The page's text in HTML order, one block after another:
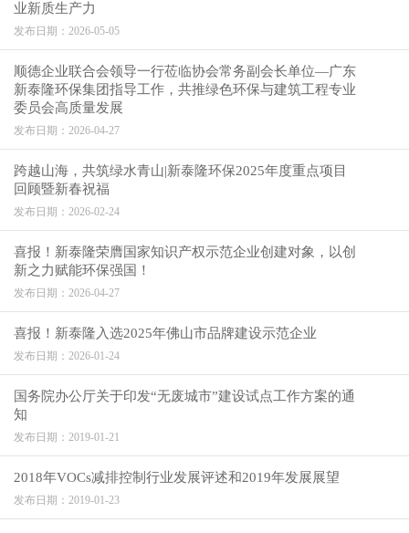
业新质生产力
发布日期：2026-05-05
顺德企业联合会领导一行莅临协会常务副会长单位—广东
新泰隆环保集团指导工作，共推绿色环保与建筑工程专业
委员会高质量发展
发布日期：2026-04-27
跨越山海，共筑绿水青山|新泰隆环保2025年度重点项目
回顾暨新春祝福
发布日期：2026-02-24
喜报！新泰隆荣膺国家知识产权示范企业创建对象，以创
新之力赋能环保强国！
发布日期：2026-04-27
喜报！新泰隆入选2025年佛山市品牌建设示范企业
发布日期：2026-01-24
国务院办公厅关于印发“无废城市”建设试点工作方案的通
知
发布日期：2019-01-21
2018年VOCs减排控制行业发展评述和2019年发展展望
发布日期：2019-01-23